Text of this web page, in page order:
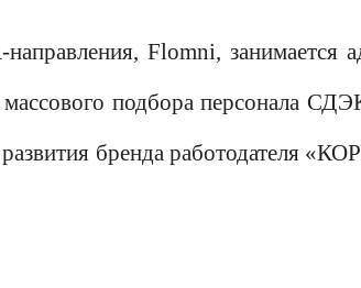
Flomni, занимается
подбора персонала
бренда работодателя